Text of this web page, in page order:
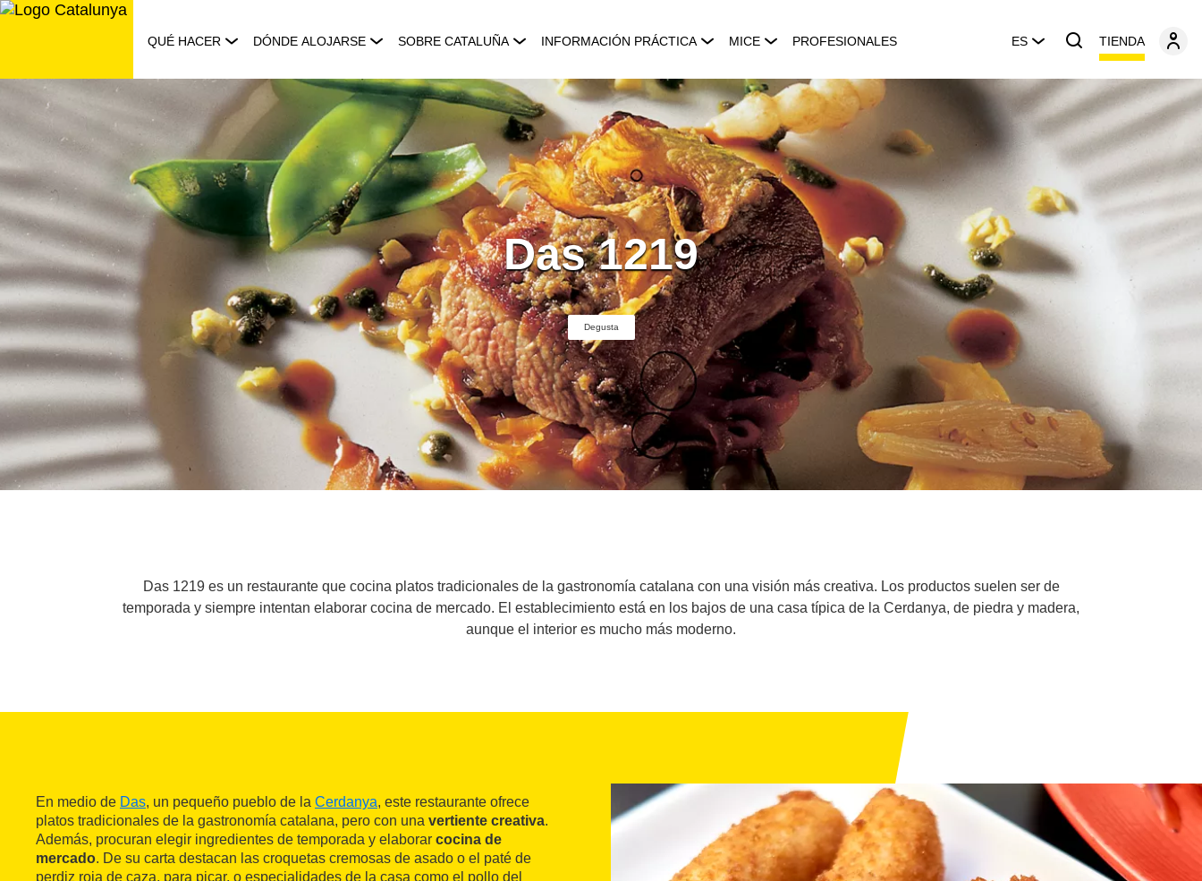
Saltar
QUÉ HACER DÓNDE ALOJARSE SOBRE CATALUÑA INFORMACIÓN PRÁCTICA MICE PROFESIONALES ES TIENDA
Das 1219
Degusta
Das 1219 es un restaurante que cocina platos tradicionales de la gastronomía catalana con una visión más creativa. Los productos suelen ser de
temporada y siempre intentan elaborar cocina de mercado. El establecimiento está en los bajos de una casa típica de la Cerdanya, de piedra y madera,
aunque el interior es mucho más moderno.
En medio de Das, un pequeño pueblo de la Cerdanya, este restaurante ofrece
platos tradicionales de la gastronomía catalana, pero con una vertiente creativa.
Además, procuran elegir ingredientes de temporada y elaborar cocina de
mercado. De su carta destacan las croquetas cremosas de asado o el paté de
perdiz roja de caza, para picar, o especialidades de la casa como el pollo del